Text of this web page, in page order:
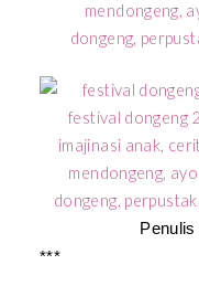
***